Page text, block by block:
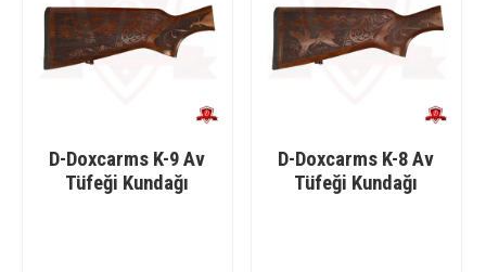
D-Doxcarms K-9 Av
Tüfeği Kundağı
D-Doxcarms K-8 Av
Tüfeği Kundağı